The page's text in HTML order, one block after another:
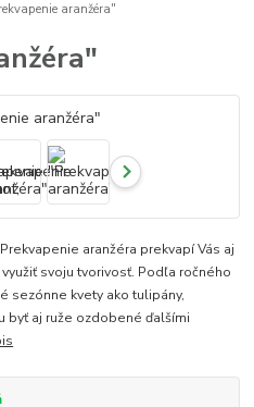
aranžéra"
aranžéra prekvapí Vás aj
svoju tvorivosť. Podľa ročného
sezónne kvety ako tulipány,
byť aj ruže ozdobené ďalšími